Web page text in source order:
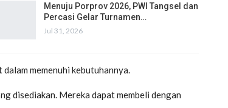
Menuju Porprov 2026, PWI Tangsel dan
Percasi Gelar Turnamen…
Jul 31, 2026
memenuhi kebutuhannya.
disediakan. Mereka dapat membeli dengan